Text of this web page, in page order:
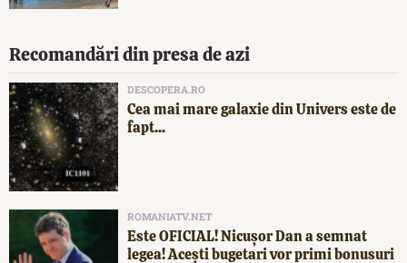
Recomandări din presa de azi
DESCOPERA.RO
Cea mai mare galaxie din Univers este de
fapt...
ROMANIATV.NET
Este OFICIAL! Nicușor Dan a semnat
legea! Acești bugetari vor primi bonusuri